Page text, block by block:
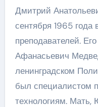
Дмитрий
сентября 1965 года
преподавателей.
Афанасьевич
ленинградском
был специалистом
технологиям. Мать,